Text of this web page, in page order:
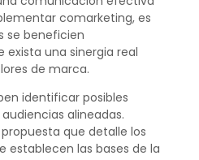
comarketing, es
se beneficien
una sinergia real
de marca.
identificar posibles
alineadas.
que detalle los
establecen las bases de la